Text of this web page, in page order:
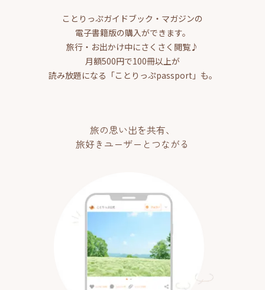
ことりっぷガイドブック・マガジンの
電子書籍版の購入ができます。
旅行・お出かけ中にさくさく閲覧♪
月額500円で100冊以上が
読み放題になる「ことりっぷpassport」も。
旅の思い出を共有、
旅好きユーザーとつながる